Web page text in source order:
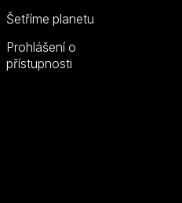
Šetříme planetu
Prohlášení o
přístupnosti